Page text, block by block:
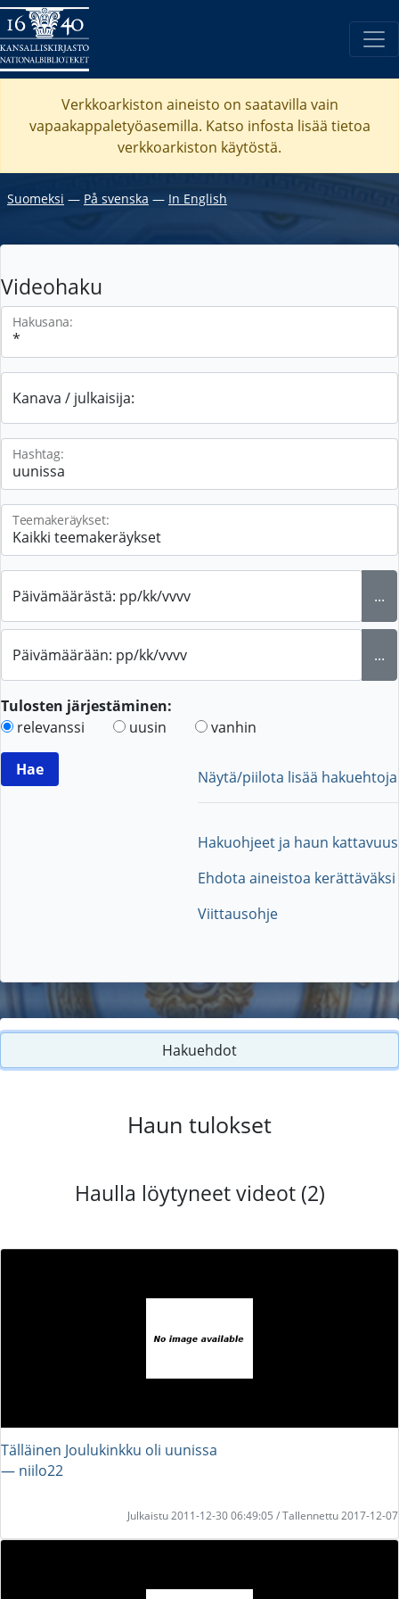
Verkkoarkiston aineisto on saatavilla vain
vapaakappaletyöasemilla. Katso infosta lisää tietoa
verkkoarkiston käytöstä.
Suomeksi ― På svenska ― In English
Videohaku
Hakusana:
Kanava / julkaisija:
Hashtag:
Teemakeräykset:
Päivämäärästä: pp/kk/vvvv ...
Päivämäärään: pp/kk/vvvv ...
Tulosten järjestäminen:
relevanssi
uusin vanhin
Näytä/piilota lisää hakuehtoja
Hakuohjeet ja haun kattavuus
Ehdota aineistoa kerättäväksi
Viittausohje
Hakuehdot
Haun tulokset
Haulla löytyneet videot (2)
Tälläinen Joulukinkku oli uunissa
― niilo22
Julkaistu 2011-12-30 06:49:05 / Tallennettu 2017-12-07